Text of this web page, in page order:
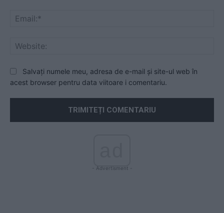
Salvați numele meu, adresa de e-mail și site-ul web în
acest browser pentru data viitoare i comentariu.
- Advertisment -